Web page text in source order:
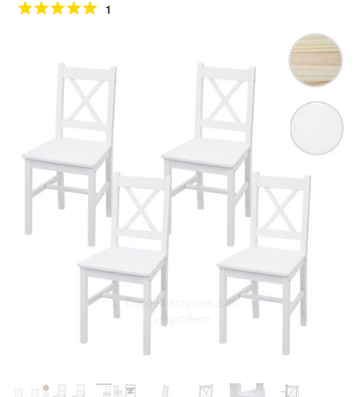
1
Doppelt antippen zum
vergrößern